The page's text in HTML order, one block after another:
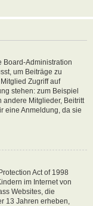
Board-Administration
um Beiträge zu
Zugriff auf
stehen: zum Beispiel
andere Mitglieder, Beitritt
eine Anmeldung, da sie
Act of 1998
im Internet von
Websites, die
13 Jahren erheben,